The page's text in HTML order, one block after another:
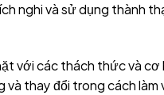
nghi và sử dụng thành
với các thách thức và
thay đổi trong cách làm